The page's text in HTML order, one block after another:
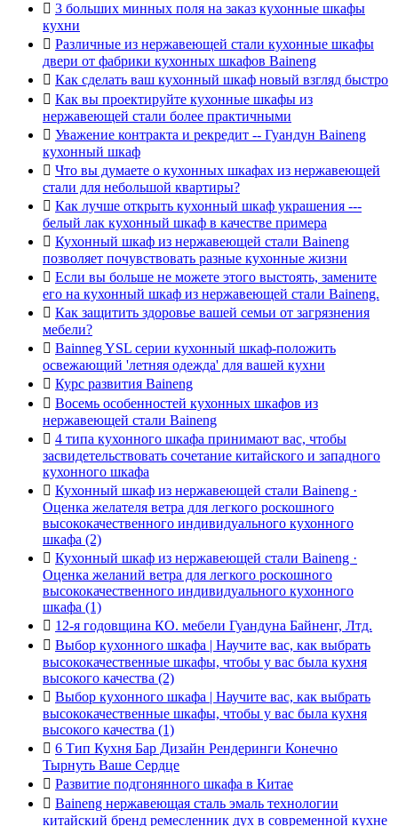
 3 больших минных поля на заказ кухонные шкафы
кухни
 Различные из нержавеющей стали кухонные шкафы
двери от фабрики кухонных шкафов Baineng
 Как сделать ваш кухонный шкаф новый взгляд быстро
 Как вы проектируйте кухонные шкафы из
нержавеющей стали более практичными
 Уважение контракта и рекредит -- Гуандун Baineng
кухонный шкаф
 Что вы думаете о кухонных шкафах из нержавеющей
стали для небольшой квартиры?
 Как лучше открыть кухонный шкаф украшения ---
белый лак кухонный шкаф в качестве примера
 Кухонный шкаф из нержавеющей стали Baineng
позволяет почувствовать разные кухонные жизни
 Если вы больше не можете этого выстоять, замените
его на кухонный шкаф из нержавеющей стали Baineng.
 Как защитить здоровье вашей семьи от загрязнения
мебели?
 Bainneg YSL серии кухонный шкаф-положить
освежающий 'летняя одежда' для вашей кухни
 Курс развития Baineng
 Восемь особенностей кухонных шкафов из
нержавеющей стали Baineng
 4 типа кухонного шкафа принимают вас, чтобы
засвидетельствовать сочетание китайского и западного
кухонного шкафа
 Кухонный шкаф из нержавеющей стали Baineng ·
Оценка желателя ветра для легкого роскошного
высококачественного индивидуального кухонного
шкафа (2)
 Кухонный шкаф из нержавеющей стали Baineng ·
Оценка желаний ветра для легкого роскошного
высококачественного индивидуального кухонного
шкафа (1)
 12-я годовщина КО. мебели Гуандуна Байненг, Лтд.
 Выбор кухонного шкафа | Научите вас, как выбрать
высококачественные шкафы, чтобы у вас была кухня
высокого качества (2)
 Выбор кухонного шкафа | Научите вас, как выбрать
высококачественные шкафы, чтобы у вас была кухня
высокого качества (1)
 6 Тип Кухня Бар Дизайн Рендеринги Конечно
Тырнуть Ваше Сердце
 Развитие подгонянного шкафа в Китае
 Baineng нержавеющая сталь эмаль технологии
китайский бренд ремесленник дух в современной кухне